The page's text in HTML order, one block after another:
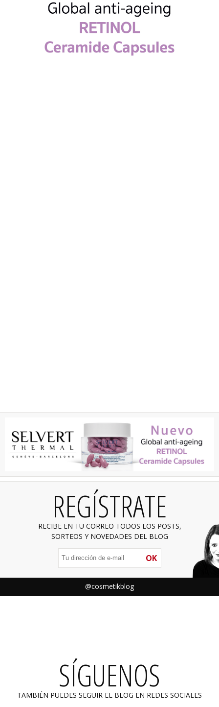
REGÍSTRATE
RECIBE EN TU CORREO TODOS LOS POSTS,
SORTEOS Y NOVEDADES DEL BLOG
OK
@cosmetikblog
SÍGUENOS
TAMBIÉN PUEDES SEGUIR EL BLOG EN REDES SOCIALES